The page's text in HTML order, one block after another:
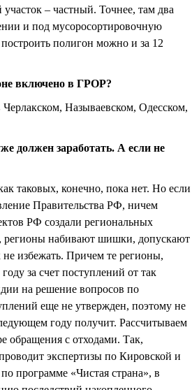
– частный. Точнее, там два
и под мусоросортировочную
полигон можно и за 12
включено в ГРОР?
Называевском, Одесском,
должен заработать. А если не
таковых, конечно, пока нет. Но если
Правительства РФ, ничем
РФ создали региональных
регионы набивают шишки, допускают
избежать. Причем те регионы,
за счет поступлений от так
на решение вопросов по
еще не утвержден, поэтому не
году получит. Рассчитываем
обращения с отходами. Так,
экспертизы по Кировской и
программе «Чистая страна», в